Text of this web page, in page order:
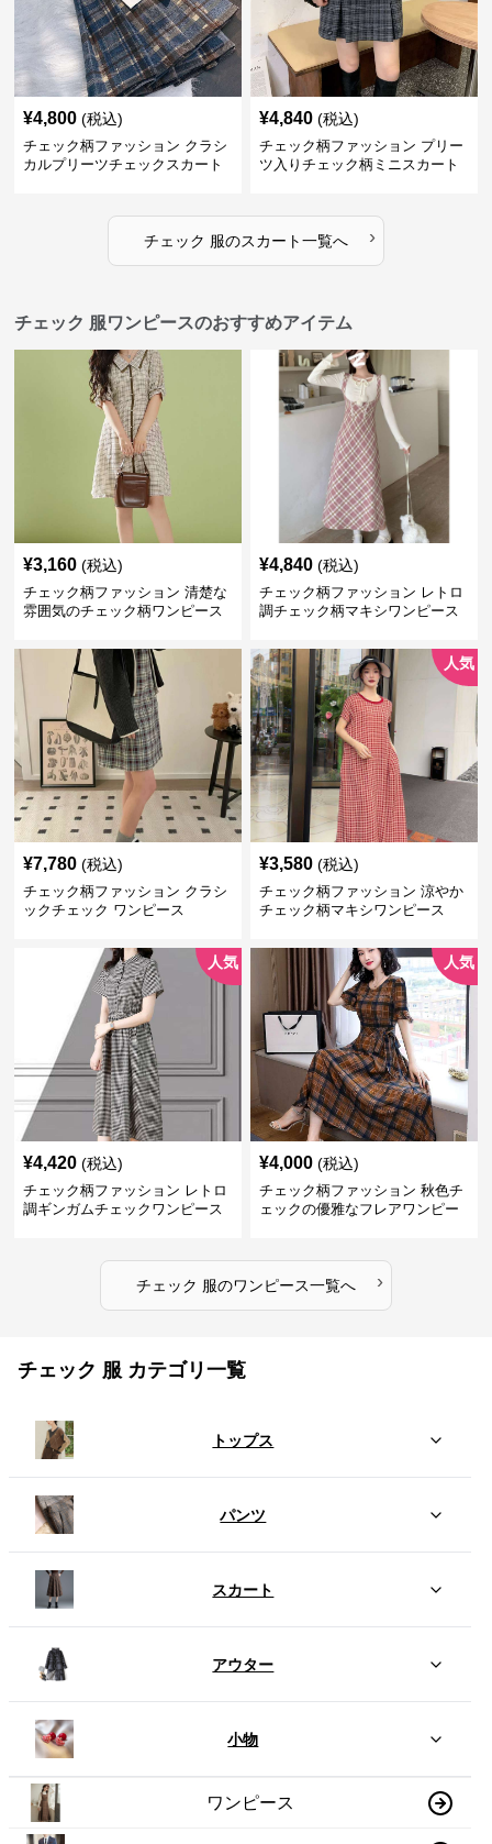
¥4,800 (税込)
チェック柄ファッション クラシ
カルプリーツチェックスカート
¥4,840 (税込)
チェック柄ファッション プリー
ツ入りチェック柄ミニスカート
チェック 服のスカート一覧へ ›
チェック 服ワンピースのおすすめアイテム
¥3,160 (税込)
チェック柄ファッション 清楚な
雰囲気のチェック柄ワンピース
¥4,840 (税込)
チェック柄ファッション レトロ
調チェック柄マキシワンピース
¥7,780 (税込)
チェック柄ファッション クラシ
ックチェック ワンピース
人気
¥3,580 (税込)
チェック柄ファッション 涼やか
チェック柄マキシワンピース
人気
¥4,420 (税込)
チェック柄ファッション レトロ
調ギンガムチェックワンピース
人気
¥4,000 (税込)
チェック柄ファッション 秋色チ
ェックの優雅なフレアワンピー
チェック 服のワンピース一覧へ ›
チェック 服 カテゴリ一覧
トップス
パンツ
スカート
アウター
小物
ワンピース